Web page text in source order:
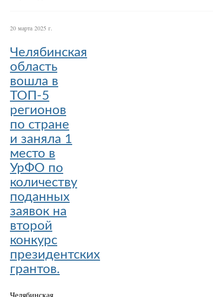
20 марта 2025 г.
Челябинская
область
вошла в
ТОП-5
регионов
по стране
и заняла 1
место в
УрФО по
количеству
поданных
заявок на
второй
конкурс
президентских
грантов.
Челябинская